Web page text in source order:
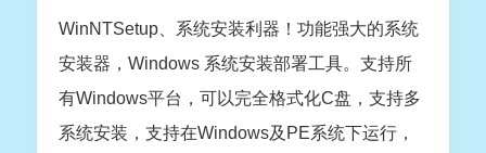
WinNTSetup、系统安装利器！功能强大的系统
安装器，Windows 系统安装部署工具。支持所
有Windows平台，可以完全格式化C盘，支持多
系统安装，支持在Windows及PE系统下运行，